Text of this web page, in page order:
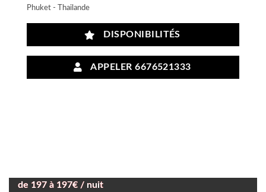
Phuket - Thailande
DISPONIBILITÉS
APPELER 6676521333
de 197 à 197€ / nuit